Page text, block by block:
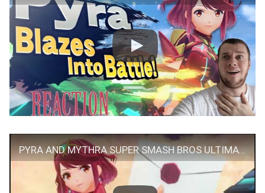
PYRA AND MYTHRA SUPER SMASH BROS ULTIMATE TRAILER REACTION || OUR GIRLS GOT IN!